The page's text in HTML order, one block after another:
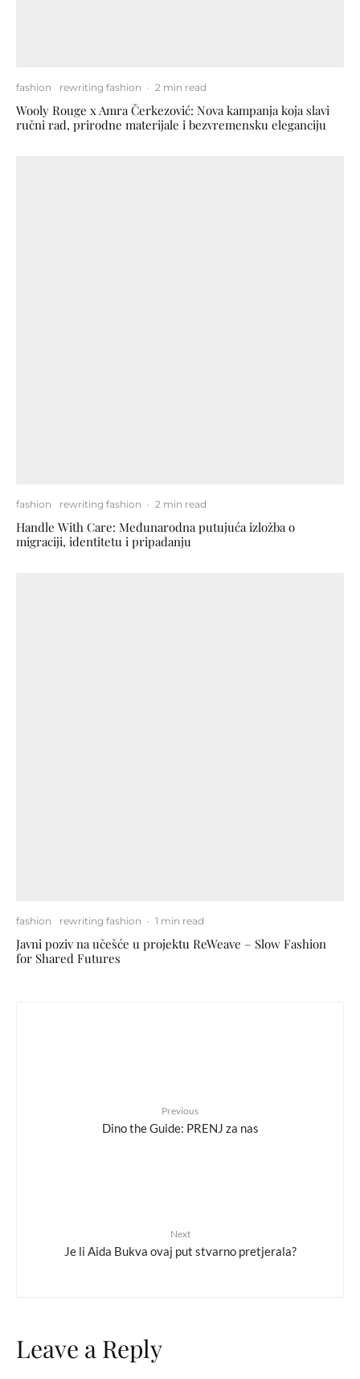
fashion rewriting fashion · 2 min read
Wooly Rouge x Amra Čerkezović: Nova kampanja koja slavi
ručni rad, prirodne materijale i bezvremensku eleganciju
fashion rewriting fashion · 2 min read
Handle With Care: Međunarodna putujuća izložba o
migraciji, identitetu i pripadanju
fashion rewriting fashion · 1 min read
Javni poziv na učešće u projektu ReWeave – Slow Fashion
for Shared Futures
Previous
Dino the Guide: PRENJ za nas
Next
Je li Aida Bukva ovaj put stvarno pretjerala?
Leave a Reply